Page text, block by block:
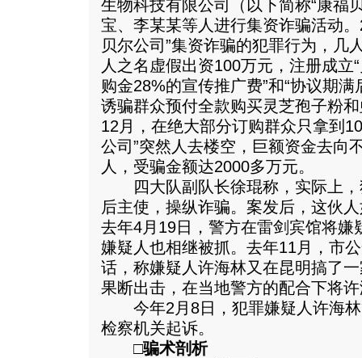
生物科技有限公司（以下简称“康福
宝、李某某等人进行集资诈骗活动
贝尔公司”集资诈骗的犯罪行为，几
人之名虚假出资100万元，注册成立
购金28%的宣传推广费”和“协议期
诱骗群众预付全款购买灵芝孢子粉
12月，在绝大部分订购群众只拿到
公司”突然人去楼空，巨额资金去向
人，受骗金额达2000多万元。
四大队副队长徐琨称，实际上，
后主使，操纵诈骗。案发后，这伙
去年4月19日，警方在雷剑宾馆将嫌
嫌疑人也相继被抓。去年11月，市
话，称嫌疑人许海林又在昆明搞了
果断出击，在当地警方的配合下将
今年2月8日，犯罪嫌疑人许海林
检察机关起诉。
□骗术剖析